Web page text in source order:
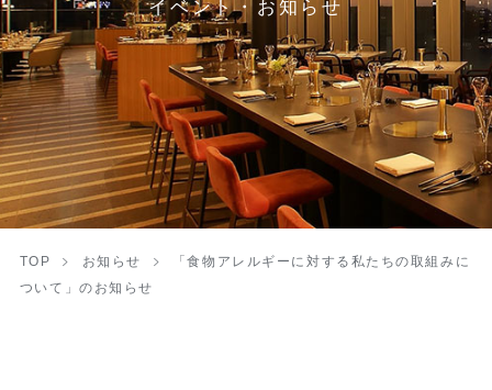
イベント・お知らせ
TOP お知らせ
「食物アレルギーに対する私たちの取組みに
ついて」のお知らせ